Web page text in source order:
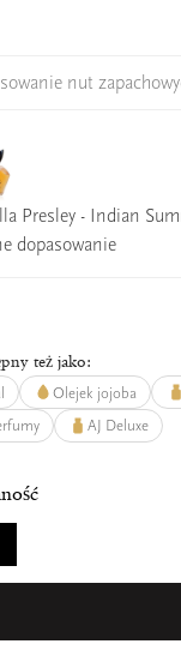
nut
Presley - Indian
dopasowanie
też jako:
Olejek jojoba
AJ Deluxe